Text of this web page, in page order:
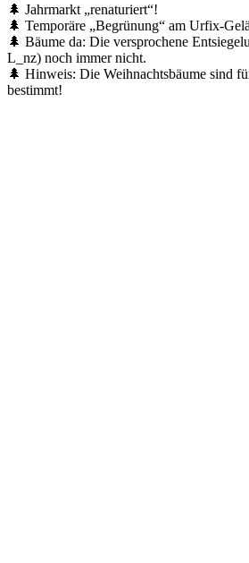
🌲 Jahrmarkt „renaturiert“!
🌲 Temporäre „Begrünung“ am Urfix-
🌲 Bäume da: Die versprochene
L_nz) noch immer nicht.
🌲 Hinweis: Die Weihnachtsbäume sind
bestimmt!